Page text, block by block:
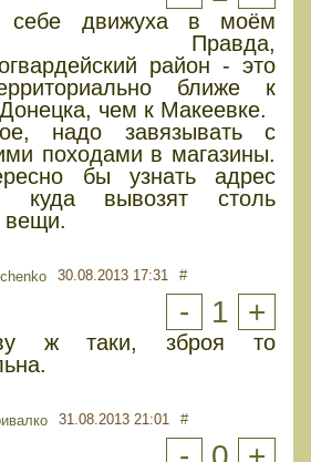
себе движуха в моём
Правда,
район - это
ближе к
чем к Макеевке.
надо завязывать с
походами в магазины.
бы узнать адрес
куда вывозят столь
вещи.
30.08.2013 17:31 #
- 1 +
ж таки, зброя то
31.08.2013 21:01 #